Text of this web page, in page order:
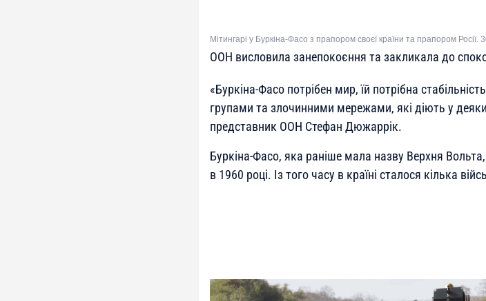
Мітингарі у Буркіна-Фасо з прапором своєї країни та прапором
ООН висловила занепокоєння та закликала до
«Буркіна-Фасо потрібен мир, їй потрібна
групами та злочинними мережами, які діють у
представник ООН Стефан Дюжаррік.
Буркіна-Фасо, яка раніше мала назву Верхня
в 1960 році. Із того часу в країні сталося кілька